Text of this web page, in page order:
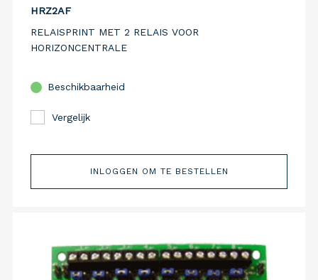
HRZ2AF
RELAISPRINT MET 2 RELAIS VOOR
HORIZONCENTRALE
Beschikbaarheid
Vergelijk
INLOGGEN OM TE BESTELLEN